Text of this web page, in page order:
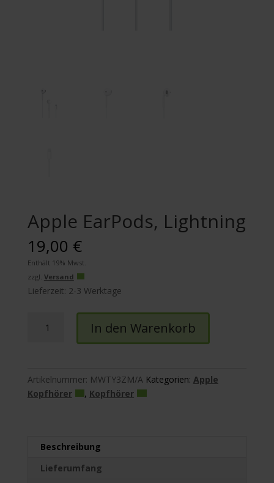
Apple EarPods, Lightning
19,00 €
Enthält 19% Mwst.
zzgl. Versand
Lieferzeit: 2-3 Werktage
EarPods,
In den Warenkorb
Artikelnummer: MWTY3ZM/A Kategorien: Apple
Kopfhörer
, Kopfhörer
Beschreibung
Lieferumfang